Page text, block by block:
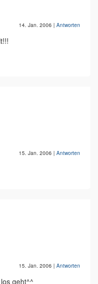
14. Jan. 2006 | Antworten
15. Jan. 2006 | Antworten
15. Jan. 2006 | Antworten
geht^^